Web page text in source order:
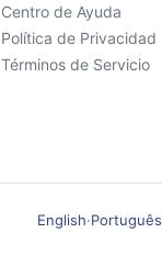
Centro de Ayuda
Política de Privacidad
Términos de Servicio
English·Português